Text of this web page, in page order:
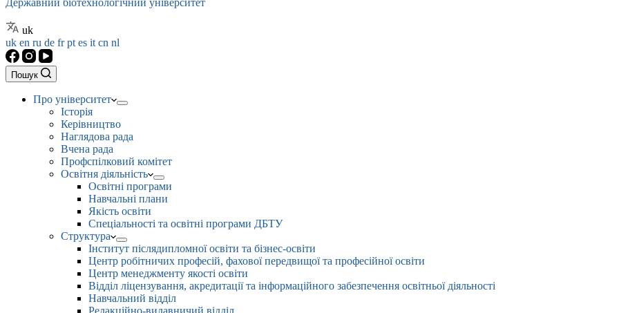
Державний біотехнологічний університет
uk
uk en ru de frpt es it cn nl
Пошук
Про університет
Історія
Керівництво
Наглядова рада
Вчена рада
Профспілковий комітет
Освітня діяльність
Освітні програми
Навчальні плани
Якість освіти
Спеціальності та освітні програми ДБТУ
Структура
Інститут післядипломної освіти та бізнес-освіти
Центр робітничих професій, фахової передвищої та професійної освіти
Центр менеджменту якості освіти
Відділ ліцензування, акредитації та інформаційного забезпечення освітньої діяльності
Навчальний відділ
Редакційно-видавничий відділ